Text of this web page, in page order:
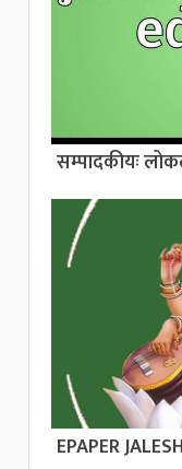
सम्पादकीयः
EPAPER